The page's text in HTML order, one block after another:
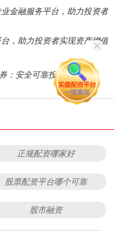
金融服务平台，助力投资者
，助力投资者实现资产增值
：安全可靠投资之选
正规配资哪家好
股票配资平台哪个可靠
股市融资